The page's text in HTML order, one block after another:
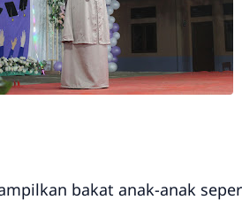
bakat anak-anak